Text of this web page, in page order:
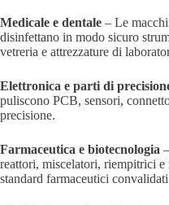
Medicale e dentale – Le
disinfettano in modo sicuro
vetreria e attrezzature di
Elettronica e parti di
puliscono PCB, sensori,
precisione.
Farmaceutica e biotecnologia
reattori, miscelatori, riempitrici
standard farmaceutici